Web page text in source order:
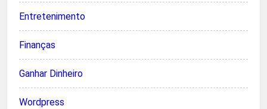
Entretenimento
Finanças
Ganhar Dinheiro
Wordpress